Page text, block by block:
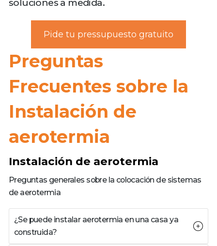
soluciones a medida.
Pide tu pressupuesto gratuito
Preguntas
Frecuentes sobre la
Instalación de
aerotermia
Instalación de aerotermia
Preguntas generales sobre la colocación de sistemas
de aerotermia
¿Se puede instalar aerotermia en una casa ya
construida?